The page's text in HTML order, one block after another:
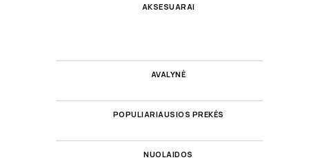
AKSESUARAI
AVALYNĖ
POPULIARIAUSIOS PREKĖS
NUOLAIDOS